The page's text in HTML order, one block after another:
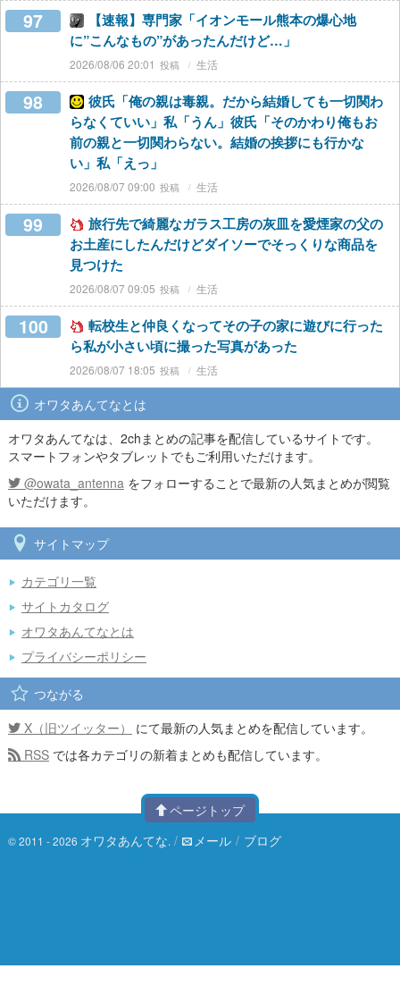
97
【速報】専門家「イオンモール熊本の爆心地
に”こんなもの”があったんだけど…」
2026/08/06 20:01 生活
98
彼氏「俺の親は毒親。だから結婚しても一切関わ
らなくていい」私「うん」彼氏「そのかわり俺もお
前の親と一切関わらない。結婚の挨拶にも行かな
い」私「えっ」
2026/08/07 09:00 生活
99
旅行先で綺麗なガラス工房の灰皿を愛煙家の父の
お土産にしたんだけどダイソーでそっくりな商品を
見つけた
2026/08/07 09:05 生活
100
転校生と仲良くなってその子の家に遊びに行った
ら私が小さい頃に撮った写真があった
2026/08/07 18:05 生活
オワタあんてなとは
オワタあんてなは、2chまとめの記事を配信しているサイトです。
スマートフォンやタブレットでもご利用いただけます。
@owata_antenna をフォローすることで最新の人気まとめが閲覧
いただけます。
サイトマップ
カテゴリ一覧
サイトカタログ
オワタあんてなとは
プライバシーポリシー
つながる
X（旧ツイッター）
にて最新の人気まとめを配信しています。
RSS では各カテゴリの新着まとめも配信しています。
ページトップ
© 2011 - 2026 オワタあんてな. / メール / ブログ